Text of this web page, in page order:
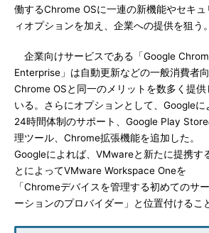
働するChrome OSに一連の新機能やセキュ
ィオプションを加え、企業への提供を狙う。
企業向けサービスである「Google
Enterprise」は自動更新などの一般消費者
Chrome OSと同一のメリットを数多く提供
いる。さらにオプションとして、Googleに
24時間体制のサポート、Google Play
理ツール、Chrome拡張機能を追加した。
Googleによれば、VMwareと新たに提携す
とによってVMware Workspace Oneを
「Chromeデバイスを管理する初めてのサ
ーションのプロバイダー」と位置付けるこ